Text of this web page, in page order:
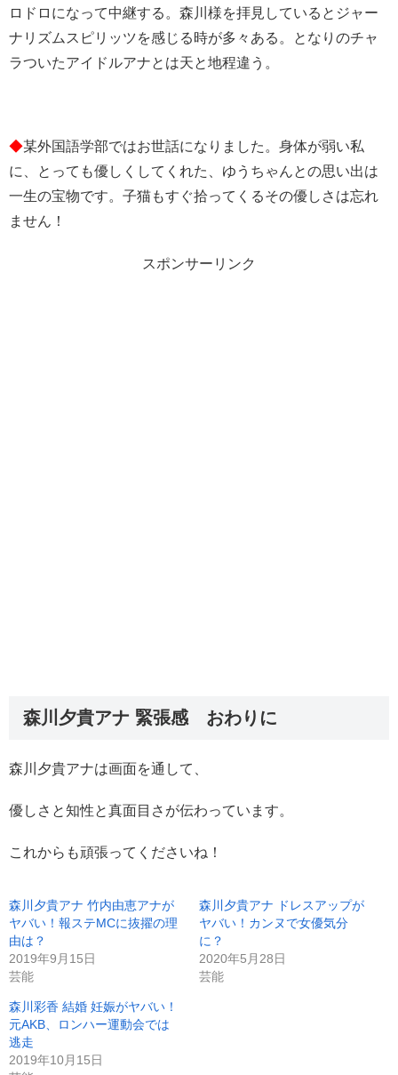
ロドロになって中継する。森川様を拝見しているとジャー
ナリズムスピリッツを感じる時が多々ある。となりのチャ
ラついたアイドルアナとは天と地程違う。
◆某外国語学部ではお世話になりました。身体が弱い私
に、とっても優しくしてくれた、ゆうちゃんとの思い出は
一生の宝物です。子猫もすぐ拾ってくるその優しさは忘れ
ません！
スポンサーリンク
森川夕貴アナ 緊張感 おわりに
森川夕貴アナは画面を通して、
優しさと知性と真面目さが伝わっています。
これからも頑張ってくださいね！
森川夕貴アナ 竹内由恵アナが
ヤバい！報ステMCに抜擢の理
由は？
2019年9月15日
芸能
森川夕貴アナ ドレスアップが
ヤバい！カンヌで女優気分
に？
2020年5月28日
芸能
森川彩香 結婚 妊娠がヤバい！
元AKB、ロンハー運動会では
逃走
2019年10月15日